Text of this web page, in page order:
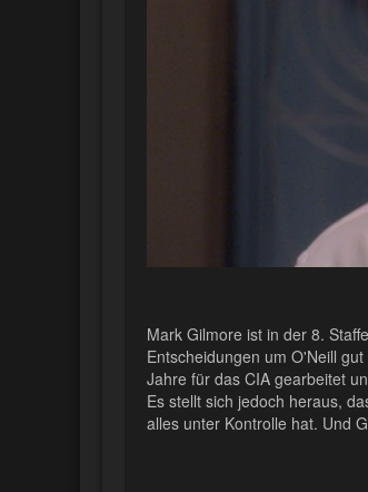
Mark Gilmore ist in der 8.
Entscheidungen um O'Neill
Jahre für das CIA gearbeitet
Es stellt sich jedoch heraus,
alles unter Kontrolle hat. Und